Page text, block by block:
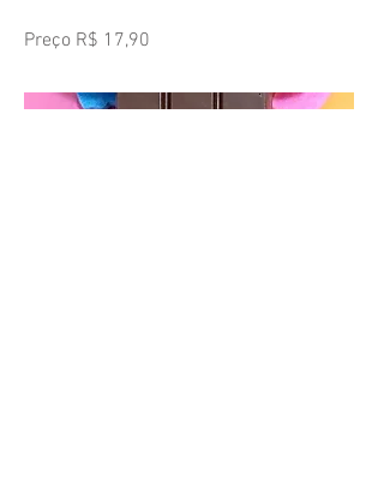
Preço R$ 17,90